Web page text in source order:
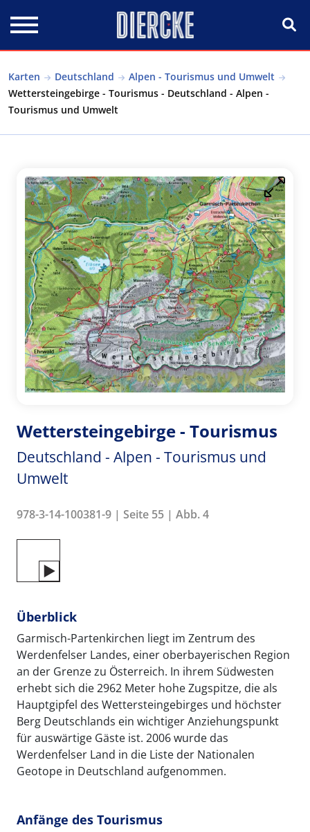
Karten Deutschland
Alpen - Tourismus und Umwelt
Wettersteingebirge - Tourismus - Deutschland - Alpen -
Tourismus und Umwelt
Wettersteingebirge - Tourismus
Deutschland - Alpen - Tourismus und
Umwelt
978-3-14-100381-9 | Seite 55 | Abb. 4
Überblick
Garmisch-Partenkirchen liegt im Zentrum des
Werdenfelser Landes, einer oberbayerischen Region
an der Grenze zu Österreich. In ihrem Südwesten
erhebt sich die 2962 Meter hohe Zugspitze, die als
Hauptgipfel des Wettersteingebirges und höchster
Berg Deutschlands ein wichtiger Anziehungspunkt
für auswärtige Gäste ist. 2006 wurde das
Werdenfelser Land in die Liste der Nationalen
Geotope in Deutschland aufgenommen.
Anfänge des Tourismus